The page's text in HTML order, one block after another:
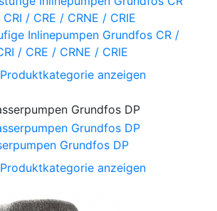
Inlinepumpen Grundfos CR /
/ CRE / CRNE / CRIE
Produktkategorie anzeigen
Grundfos DP
Produktkategorie anzeigen